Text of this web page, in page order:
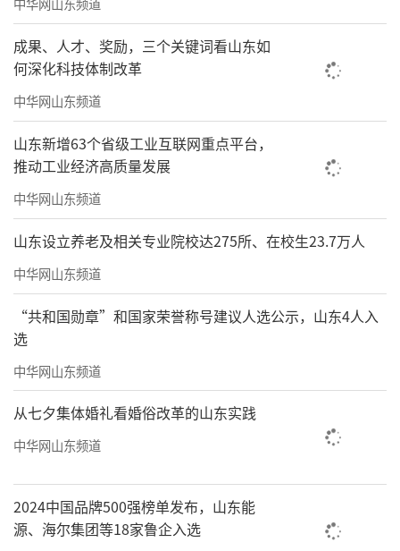
▲服务人员帮助社区老人一键缴费
No.3、聚焦业主多样需求，智美生活快人
一步
物业服务的4.0时代，业主对美好生活提出
了更高的期许。海尚海服务依靠数字化管理降
本增效做减法后，在服务体验上不断做加法。
携手海尔集团旗下专业智慧社区/园区平台
——海纳云等优质生态资源打造“6+8+N”数字
物业全场景生态解决方案，让业主在家门口享
成果、人才、奖励，三个关键词看山东如
何深化科技体制改革
中华网山东频道
山东新增63个省级工业互联网重点平台，
推动工业经济高质量发展
中华网山东频道
山东设立养老及相关专业院校达275所、在校生23.7万人
中华网山东频道
“共和国勋章”和国家荣誉称号建议人选公示，山东4人入
选
中华网山东频道
从七夕集体婚礼看婚俗改革的山东实践
中华网山东频道
2024中国品牌500强榜单发布，山东能
源、海尔集团等18家鲁企入选